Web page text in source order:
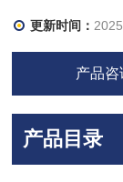
更新时间：
产品咨
产品目录